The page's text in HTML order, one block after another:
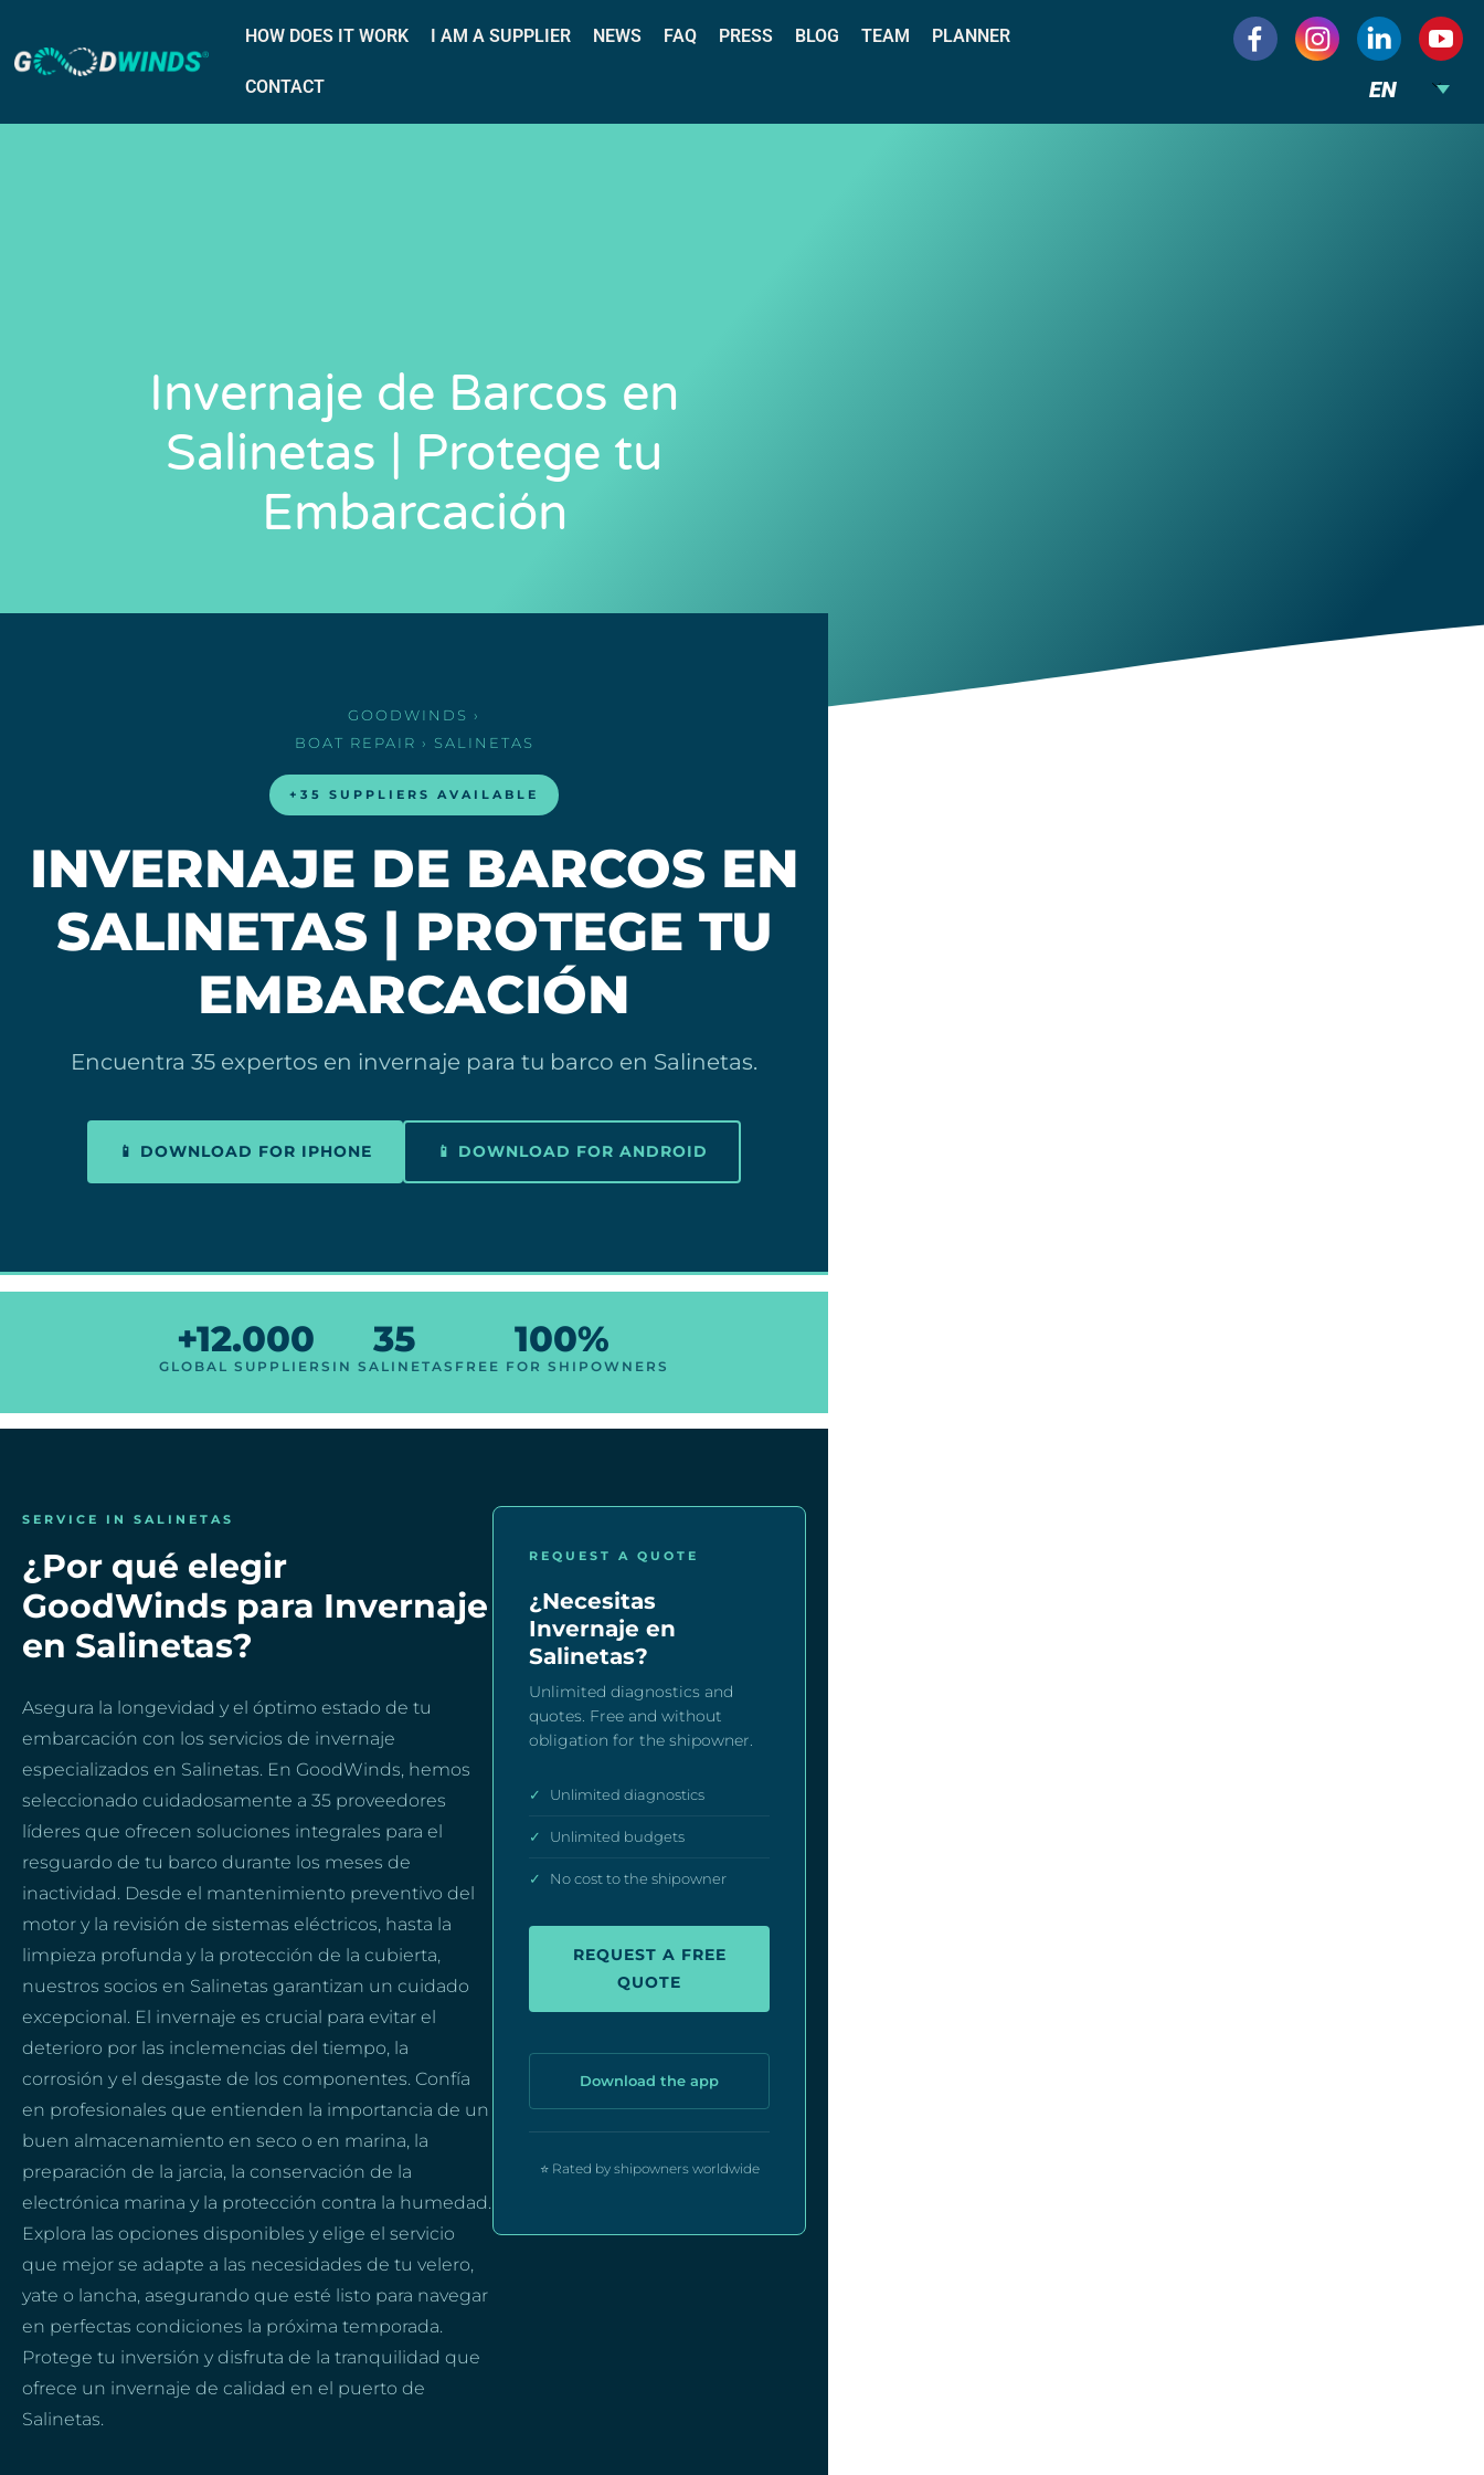
HOW DOES IT WORK I AM A SUPPLIER NEWS FAQ PRESS BLOG TEAM PLANNER
CONTACT EN
Invernaje de Barcos en
Salinetas | Protege tu
Embarcación
GOODWINDS ›
BOAT REPAIR › SALINETAS
+35 SUPPLIERS AVAILABLE
INVERNAJE DE BARCOS EN
SALINETAS | PROTEGE TU
EMBARCACIÓN
Encuentra 35 expertos en invernaje para tu barco en Salinetas.
📱 DOWNLOAD FOR IPHONE 📱 DOWNLOAD FOR ANDROID
+12.000
GLOBAL SUPPLIERS
35
IN SALINETAS
100%
FREE FOR SHIPOWNERS
SERVICE IN SALINETAS
¿Por qué elegir
GoodWinds para Invernaje
en Salinetas?
Asegura la longevidad y el óptimo estado de tu
embarcación con los servicios de invernaje
especializados en Salinetas. En GoodWinds, hemos
seleccionado cuidadosamente a 35 proveedores
líderes que ofrecen soluciones integrales para el
resguardo de tu barco durante los meses de
inactividad. Desde el mantenimiento preventivo del
motor y la revisión de sistemas eléctricos, hasta la
limpieza profunda y la protección de la cubierta,
nuestros socios en Salinetas garantizan un cuidado
excepcional. El invernaje es crucial para evitar el
deterioro por las inclemencias del tiempo, la
corrosión y el desgaste de los componentes. Confía
en profesionales que entienden la importancia de un
buen almacenamiento en seco o en marina, la
preparación de la jarcia, la conservación de la
electrónica marina y la protección contra la humedad.
Explora las opciones disponibles y elige el servicio
que mejor se adapte a las necesidades de tu velero,
yate o lancha, asegurando que esté listo para navegar
en perfectas condiciones la próxima temporada.
Protege tu inversión y disfruta de la tranquilidad que
ofrece un invernaje de calidad en el puerto de
Salinetas.
REQUEST A QUOTE
¿Necesitas
Invernaje en
Salinetas?
Unlimited diagnostics and
quotes. Free and without
obligation for the shipowner.
✓ Unlimited diagnostics
✓ Unlimited budgets
✓ No cost to the shipowner
REQUEST A FREE
QUOTE
Download the app
⭐ Rated by shipowners worldwide